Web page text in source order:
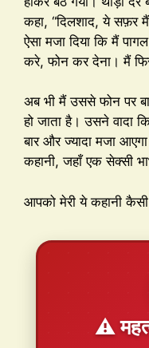
कहा, “दिलशाद, ये सफ़र
ऐसा मजा दिया कि मैं
करे, फोन कर देना। मैं
अब भी मैं उससे फोन पर
हो जाता है। उसने वादा
बार और ज्यादा मजा
कहानी, जहाँ एक सेक्सी
आपको मेरी ये कहानी
⚠️